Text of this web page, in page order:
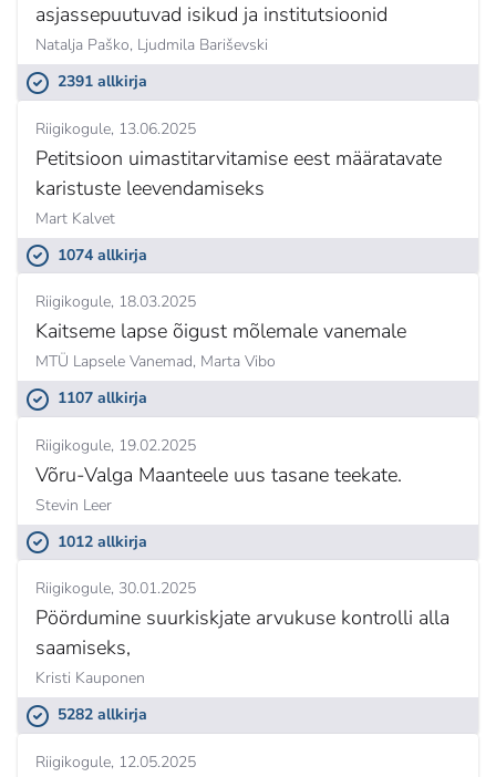
asjassepuutuvad isikud ja institutsioonid
Natalja Paško, Ljudmila Bariševski
2391 allkirja
Riigikogule 13.06.2025
Petitsioon uimastitarvitamise eest määratavate
karistuste leevendamiseks
Mart Kalvet
1074 allkirja
Riigikogule 18.03.2025
Kaitseme lapse õigust mõlemale vanemale
MTÜ Lapsele Vanemad, Marta Vibo
1107 allkirja
Riigikogule 19.02.2025
Võru-Valga Maanteele uus tasane teekate.
Stevin Leer
1012 allkirja
Riigikogule 30.01.2025
Pöördumine suurkiskjate arvukuse kontrolli alla
saamiseks,
Kristi Kauponen
5282 allkirja
Riigikogule 12.05.2025